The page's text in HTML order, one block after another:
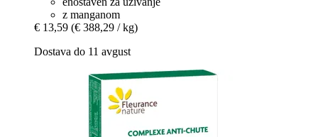
z manganom
€ 13,59 (€ 388,29 / kg)
Dostava do 11 avgust